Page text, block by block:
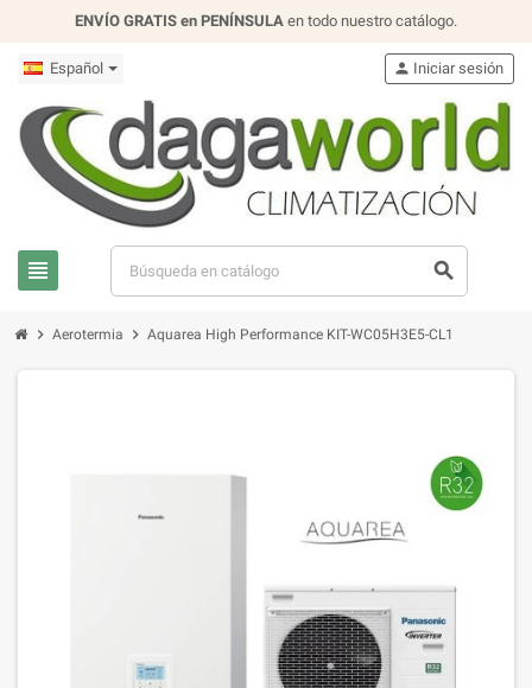
ENVÍO GRATIS en PENÍNSULA en todo nuestro catálogo.
Español
view_headline search
person Iniciar sesión
chevron_right Aerotermia chevron_right Aquarea High Performance KIT-WC05H3E5-CL1